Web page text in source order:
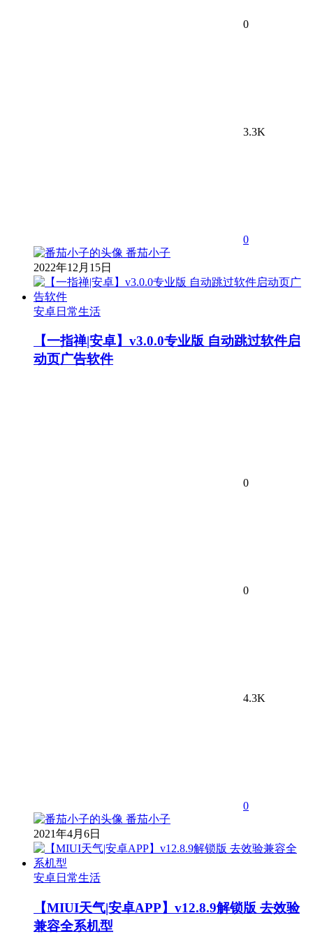
0
3.3K
0
番茄小子
2022年12月15日
安卓日常生活
【一指禅|安卓】v3.0.0专业版 自动跳过软件启
动页广告软件
0
0
4.3K
0
番茄小子
2021年4月6日
安卓日常生活
【MIUI天气|安卓APP】v12.8.9解锁版 去效验
兼容全系机型